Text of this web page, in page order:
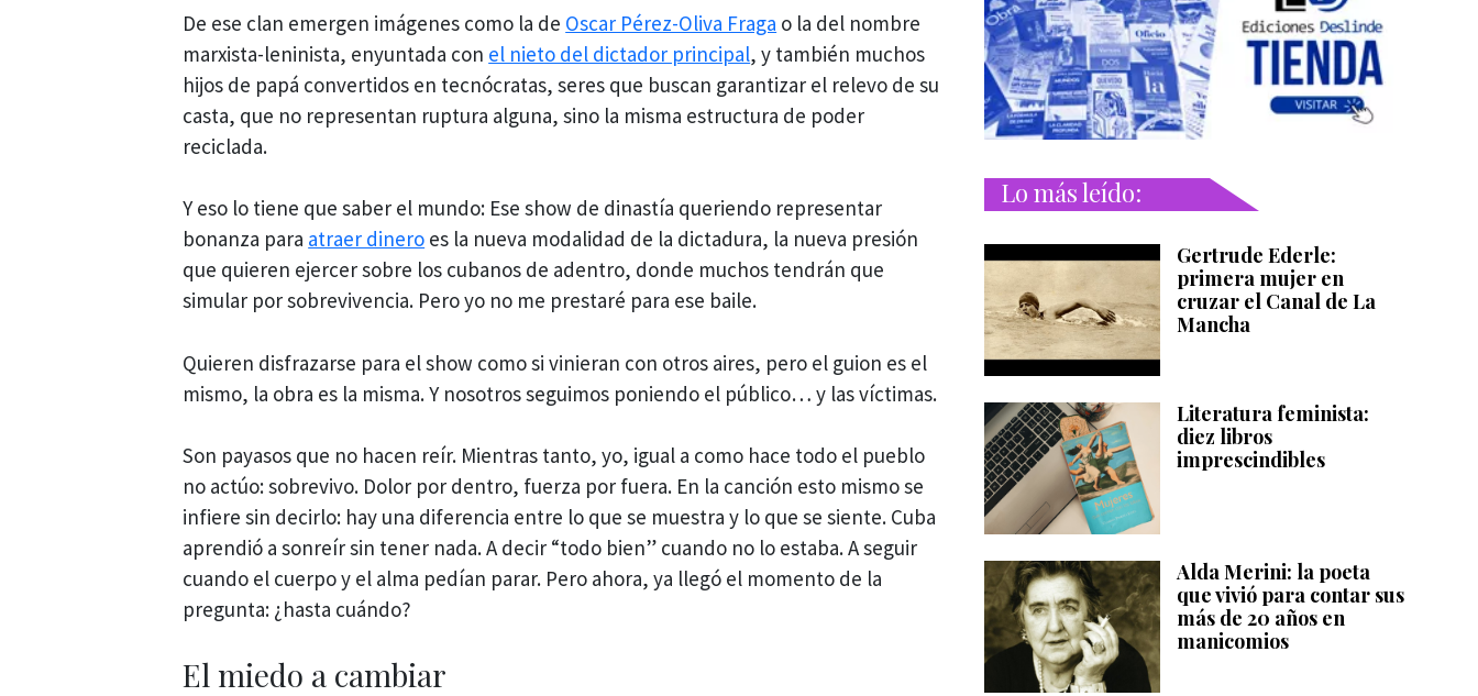
De ese clan emergen imágenes como la de Oscar Pérez-Oliva Fraga o la del nombre
marxista-leninista, enyuntada con el nieto del dictador principal, y también muchos
hijos de papá convertidos en tecnócratas, seres que buscan garantizar el relevo de su
casta, que no representan ruptura alguna, sino la misma estructura de poder
reciclada.
Y eso lo tiene que saber el mundo: Ese show de dinastía queriendo representar
bonanza para atraer dinero es la nueva modalidad de la dictadura, la nueva presión
que quieren ejercer sobre los cubanos de adentro, donde muchos tendrán que
simular por sobrevivencia. Pero yo no me prestaré para ese baile.
Quieren disfrazarse para el show como si vinieran con otros aires, pero el guion es el
mismo, la obra es la misma. Y nosotros seguimos poniendo el público… y las víctimas.
Son payasos que no hacen reír. Mientras tanto, yo, igual a como hace todo el pueblo
no actúo: sobrevivo. Dolor por dentro, fuerza por fuera. En la canción esto mismo se
infiere sin decirlo: hay una diferencia entre lo que se muestra y lo que se siente. Cuba
aprendió a sonreír sin tener nada. A decir “todo bien” cuando no lo estaba. A seguir
cuando el cuerpo y el alma pedían parar. Pero ahora, ya llegó el momento de la
pregunta: ¿hasta cuándo?
El miedo a cambiar
Lo más leído:
Gertrude Ederle:
primera mujer en
cruzar el Canal de La
Mancha
Literatura feminista:
diez libros
imprescindibles
Alda Merini: la poeta
que vivió para contar sus
más de 20 años en
manicomios